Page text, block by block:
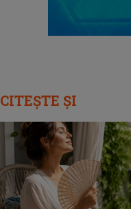
CITEȘTE ȘI